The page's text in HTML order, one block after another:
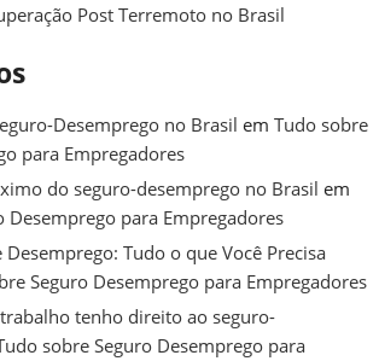
Post Terremoto no Brasil
Desemprego no Brasil em Tudo sobre
para Empregadores
do seguro-desemprego no Brasil em
Desemprego para Empregadores
Desemprego: Tudo o que Você Precisa
Seguro Desemprego para Empregadores
tenho direito ao seguro-
sobre Seguro Desemprego para